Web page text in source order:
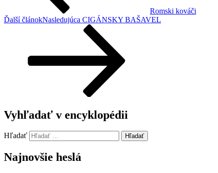
Romski kováči
Ďalší článokNasledujúca CIGÁNSKY BAŠAVEL
Vyhľadať v encyklopédii
Hľadať Hľadať
Najnovšie heslá